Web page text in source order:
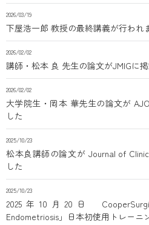
2026/03/19
下屋浩一郎 教授の最終講義が行われ
2026/02/02
講師・松本 良 先生の論文がJMIGに
2026/02/02
大学院生・岡本 華先生の論文が
した
2025/10/23
松本良講師の論文が Journal of
した
2025/10/23
2025年10月20日
Endometriosis」日本初使用トレーニ